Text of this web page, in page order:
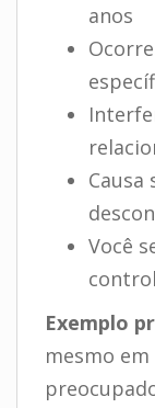
anos
Você
Exemplo
mesmo em